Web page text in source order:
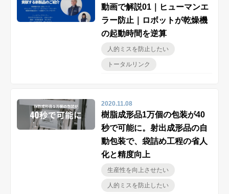
プライバシーポリシー
動画で解説01｜ヒューマンエ
ラー防止｜ロボットが乾燥機
の起動時間を逆算
人的ミスを防止したい
トータルリンク
2020.11.08
樹脂成形品1万個の包装が40
秒で可能に。射出成形品の自
動包装で、袋詰め工程の省人
化と精度向上
生産性を向上させたい
人的ミスを防止したい